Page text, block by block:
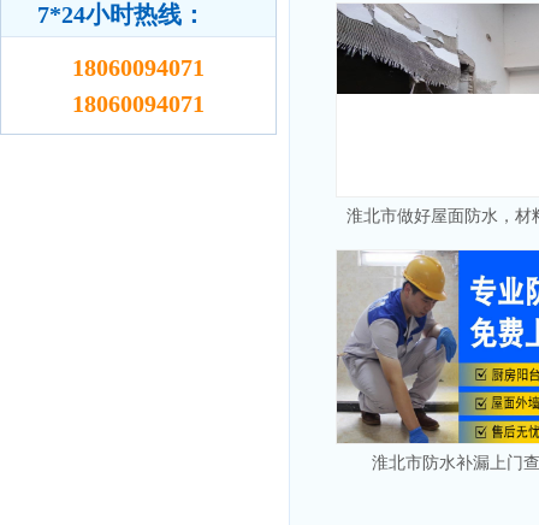
7*24小时热线：
18060094071
18060094071
淮北市做好屋面防水，材
淮北市防水补漏上门